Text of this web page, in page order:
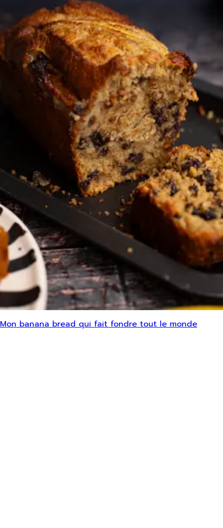
Mon banana bread qui fait fondre tout le monde